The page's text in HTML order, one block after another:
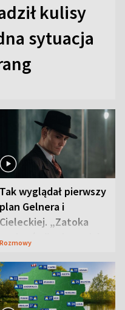
kulisy
sytuacja
Tak wyglądał pierwszy
plan Gelnera i
Cieleckiej. „Zatoka
szpiegów” od razu ich
Rozmowy